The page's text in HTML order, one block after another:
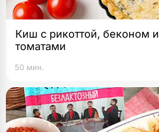
Киш с рикоттой, беконом и
томатами
50 мин.